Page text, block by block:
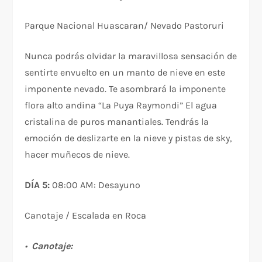
Parque Nacional Huascaran/ Nevado Pastoruri
Nunca podrás olvidar la maravillosa sensación de
sentirte envuelto en un manto de nieve en este
imponente nevado. Te asombrará la imponente
flora alto andina “La Puya Raymondi” El agua
cristalina de puros manantiales. Tendrás la
emoción de deslizarte en la nieve y pistas de sky,
hacer muñecos de nieve.
DÍA 5:08:00 AM: Desayuno
Canotaje / Escalada en Roca
• Canotaje: